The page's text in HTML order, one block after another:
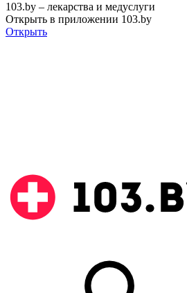
103.by – лекарства и медуслуги
Открыть в приложении 103.by
Открыть